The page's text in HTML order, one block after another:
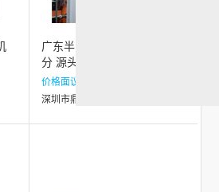
广东半自动氧化生产线设备成
分 源头厂家 深圳市鼎立环保
科技供应
价格面议
深圳市鼎立环保科技有限公司